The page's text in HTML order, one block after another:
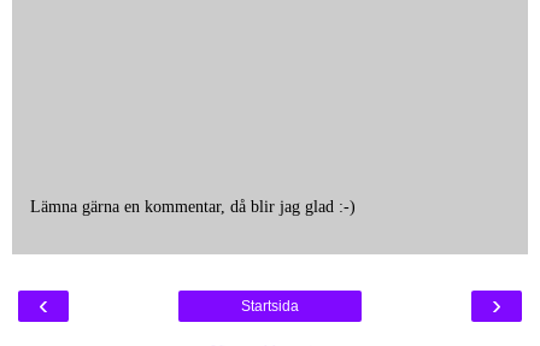
Lämna gärna en kommentar, då blir jag glad :-)
‹ ›
Startsida